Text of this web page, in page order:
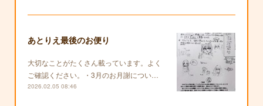
あとりえ最後のお便り
大切なことがたくさん載っています。よく
ご確認ください。・3月のお月謝につい…
2026.02.05 08:46